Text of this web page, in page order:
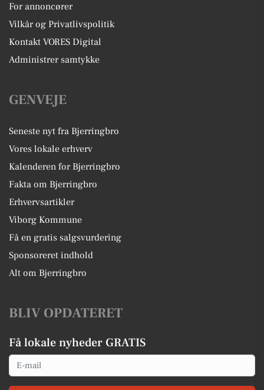
For annoncører
Vilkår og Privatlivspolitik
Kontakt VORES Digital
Administrer samtykke
GENVEJE
Seneste nyt fra Bjerringbro
Vores lokale erhverv
Kalenderen for Bjerringbro
Fakta om Bjerringbro
Erhvervsartikler
Viborg Kommune
Få en gratis salgsvurdering
Sponsoreret indhold
Alt om Bjerringbro
BLIV OPDATERET
Få lokale nyheder GRATIS
Email